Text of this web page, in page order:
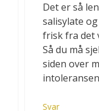
Det er så
salisylate
frisk fra det
Så du må
siden over
Svar